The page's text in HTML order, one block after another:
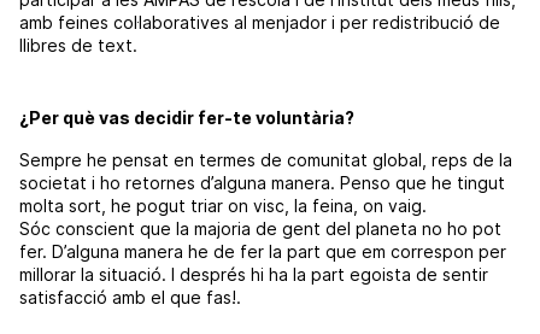
amb feines col·laboratives al menjador i per redistribució de
llibres de text.
¿Per què vas decidir fer-te voluntària?
Sempre he pensat en termes de comunitat global, reps de la
societat i ho retornes d’alguna manera. Penso que he tingut
molta sort, he pogut triar on visc, la feina, on vaig.
Sóc conscient que la majoria de gent del planeta no ho pot
fer. D’alguna manera he de fer la part que em correspon per
millorar la situació. I després hi ha la part egoista de sentir
satisfacció amb el que fas!.